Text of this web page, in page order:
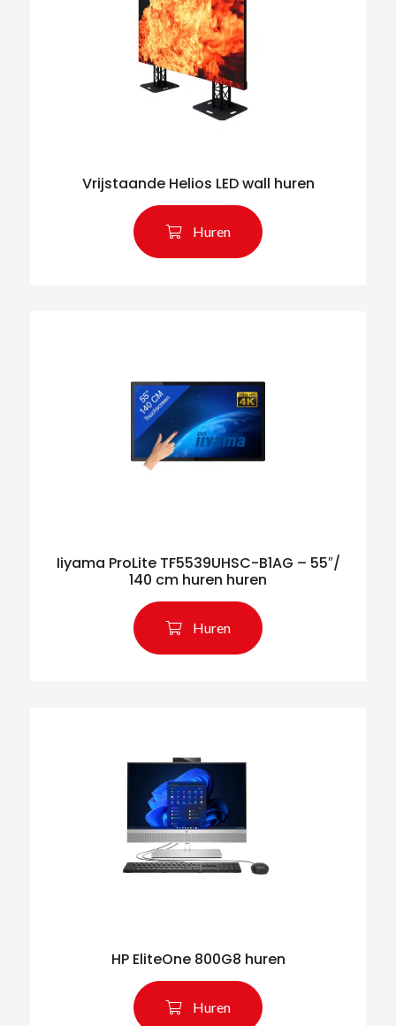
Vrijstaande Helios LED wall huren
Huren
Iiyama ProLite TF5539UHSC-B1AG – 55″/
140 cm huren huren
Huren
HP EliteOne 800G8 huren
Huren